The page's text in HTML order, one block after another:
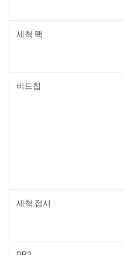
세척 랙
비드칩
세척 접시